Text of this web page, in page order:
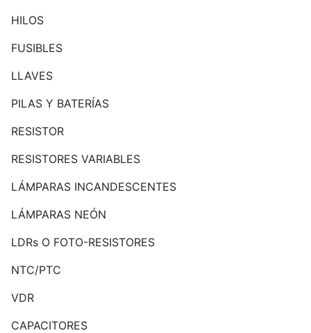
HILOS
FUSIBLES
LLAVES
PILAS Y BATERÍAS
RESISTOR
RESISTORES VARIABLES
LÁMPARAS INCANDESCENTES
LÁMPARAS NEÓN
LDRs O FOTO-RESISTORES
NTC/PTC
VDR
CAPACITORES